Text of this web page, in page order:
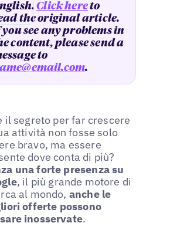
Click hereto
the original article.
see any problems in
content, please send a
to
.
il segreto per far crescere
attività non fosse solo
bravo, ma essere
dove conta di più?
una forte presenza su
, il più grande motore di
al mondo, anche le
offerte possono
inosservate.